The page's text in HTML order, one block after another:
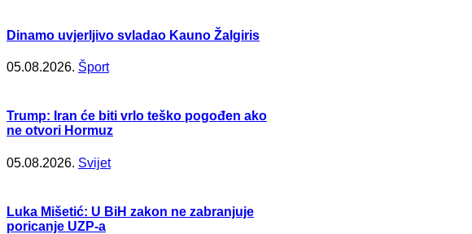
Dinamo uvjerljivo svladao Kauno Žalgiris
05.08.2026. Šport
Trump: Iran će biti vrlo teško pogođen ako
ne otvori Hormuz
05.08.2026. Svijet
Luka Mišetić: U BiH zakon ne zabranjuje
poricanje UZP-a